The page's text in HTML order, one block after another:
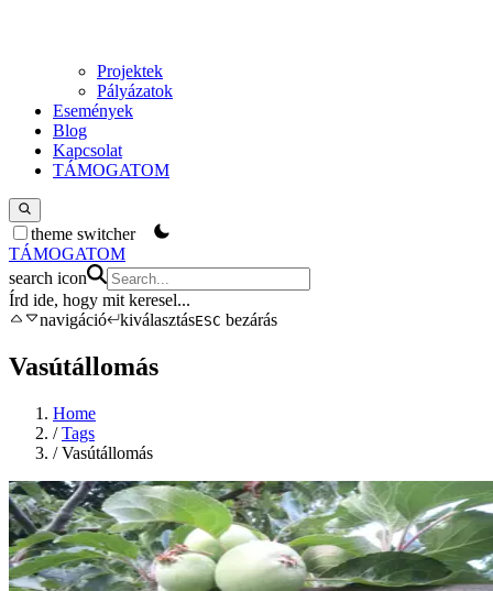
Projektek
Pályázatok
Események
Blog
Kapcsolat
TÁMOGATOM
theme switcher
TÁMOGATOM
search icon
Írd ide, hogy mit keresel...
navigáció
kiválasztásESC bezárás
Vasútállomás
Home
/ Tags
/ Vasútállomás